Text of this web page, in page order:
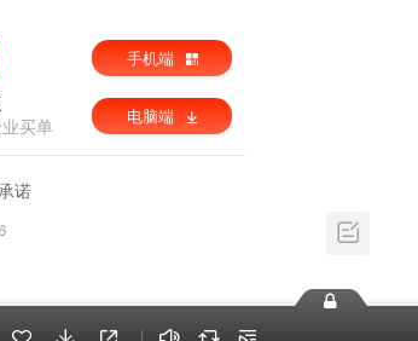
买单
手机端
电脑端
诺